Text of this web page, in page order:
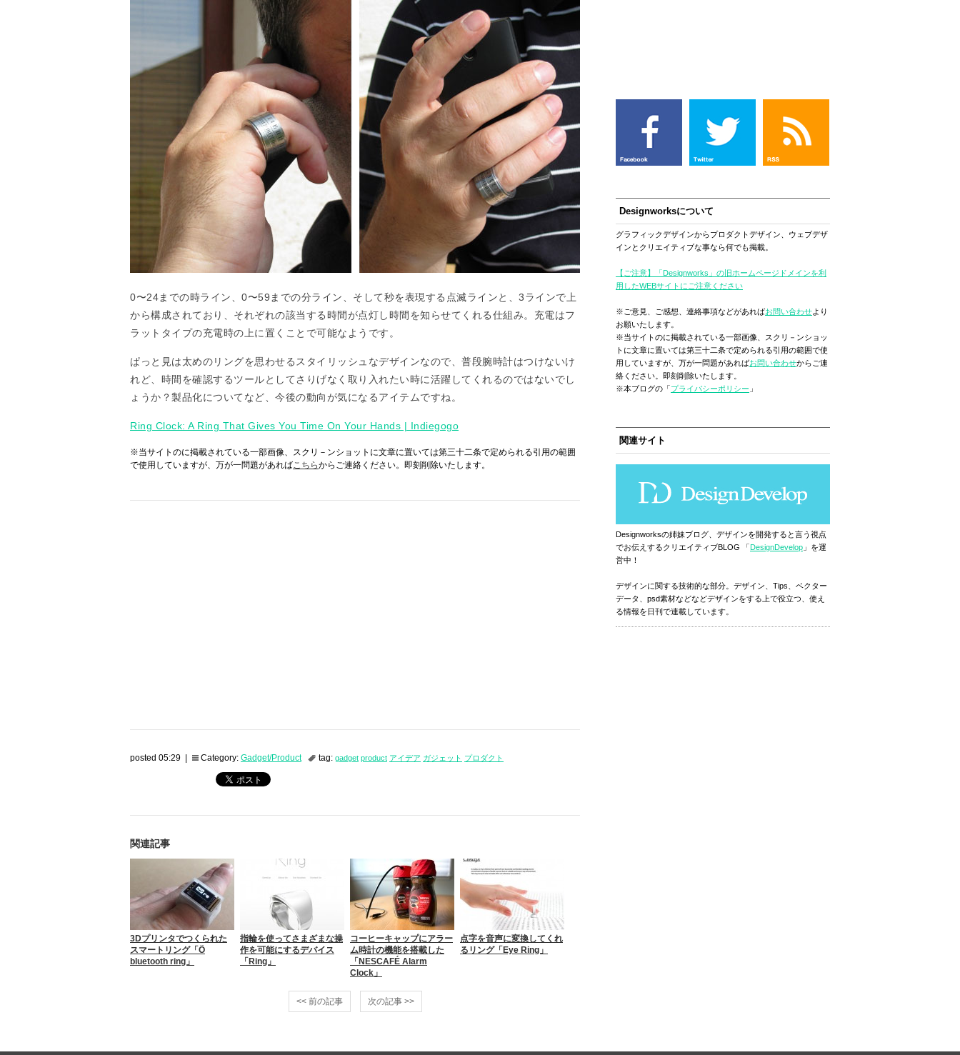
0〜24までの時ライン、0〜59までの分ライン、そして秒を表現する点滅ラインと、3ラインで上
から構成されており、それぞれの該当する時間が点灯し時間を知らせてくれる仕組み。充電はフ
ラットタイプの充電時の上に置くことで可能なようです。
ぱっと見は太めのリングを思わせるスタイリッシュなデザインなので、普段腕時計はつけないけ
れど、時間を確認するツールとしてさりげなく取り入れたい時に活躍してくれるのではないでし
ょうか？製品化についてなど、今後の動向が気になるアイテムですね。
Ring Clock: A Ring That Gives You Time On Your Hands | Indiegogo
※当サイトのに掲載されている一部画像、スクリ－ンショットに文章に置いては第三十二条で定められる引用の範囲
で使用していますが、万が一問題があればこちらからご連絡ください。即刻削除いたします。
posted 05:29 | Category: Gadget/Product tag: gadget product アイデア ガジェット プロダクト
関連記事
3Dプリンタでつくられた
スマートリング「Ö
bluetooth ring」
指輪を使ってさまざまな操
作を可能にするデバイス
「Ring」
コーヒーキャップにアラー
ム時計の機能を搭載した
「NESCAFÉ Alarm
Clock」
点字を音声に変換してくれ
るリング「Eye Ring」
<< 前の記事 次の記事 >>
Designworksについて
グラフィックデザインからプロダクトデザイン、ウェブデザ
インとクリエイティブな事なら何でも掲載。
【ご注意】「Designworks」の旧ホームページドメインを利
用したWEBサイトにご注意ください
※ご意見、ご感想、連絡事項などがあればお問い合わせより
お願いたします。
※当サイトのに掲載されている一部画像、スクリ－ンショッ
トに文章に置いては第三十二条で定められる引用の範囲で使
用していますが、万が一問題があればお問い合わせからご連
絡ください。即刻削除いたします。
※本ブログの「プライバシーポリシー 」
関連サイト
Designworksの姉妹ブログ、デザインを開発すると言う視点
でお伝えするクリエイティブBLOG 「DesignDevelop 」を運
営中！
デザインに関する技術的な部分。デザイン、Tips、ベクター
データ、psd素材などなどデザインをする上で役立つ、使え
る情報を日刊で連載しています。